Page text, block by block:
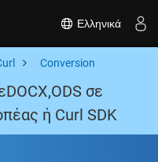
Ελληνικά
Conversion
σε
ή Curl SDK